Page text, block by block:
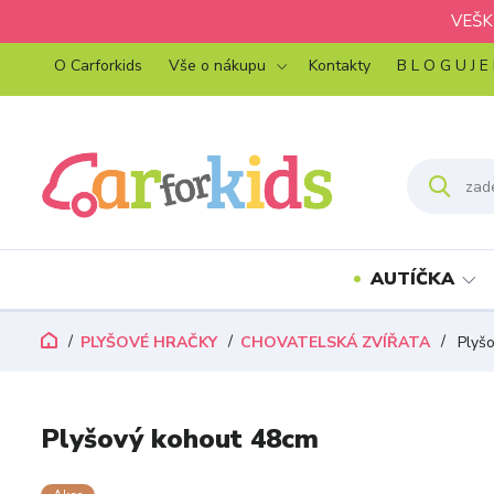
O Carforkids Vše o nákupu Kontakty B L O G U J E
AUTÍČKA
PLYŠOVÉ HRAČKY CHOVATELSKÁ ZVÍŘATA
Plyšový kohout 48cm